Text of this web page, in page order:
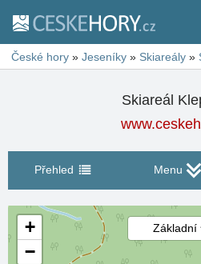
České hory » Jeseníky » Skiareály »
Skiareál
Přehled Menu
Základní
+
−